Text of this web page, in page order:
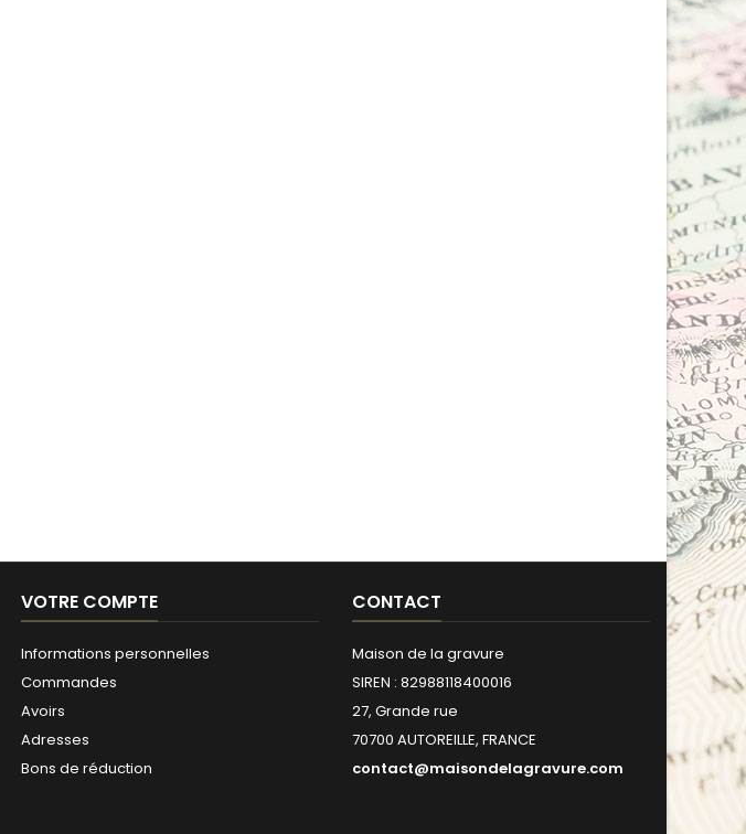
VOTRE COMPTE
Informations personnelles
Commandes
Avoirs
Adresses
Bons de réduction
CONTACT
Maison de la gravure
SIREN : 82988118400016
27, Grande rue
70700 AUTOREILLE, FRANCE
contact@maisondelagravure.com